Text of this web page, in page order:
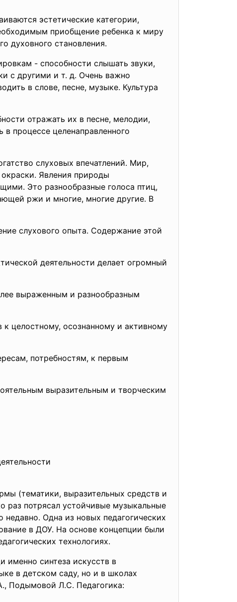
эстетические категории,
приобщение ребенка к миру
духовного становления.
- способности слышать звуки,
с другими и т. д. Очень важно
в слове, песне, музыке. Культура
отражать их в песне, мелодии,
процессе целенаправленного
слуховых впечатлений. Мир,
Явления природы
Это разнообразные голоса птиц,
ржи и многие, многие другие. В
слухового опыта. Содержание этой
деятельности делает огромный
выраженным и разнообразным
целостному, осознанному и активному
потребностям, к первым
выразительным и творческим
(тематики, выразительных средств и
раз потрясал устойчивые музыкальные
недавно. Одна из новых педагогических
в ДОУ. На основе концепции были
технологиях.
именно синтеза искусств в
в детском саду, но и в школах
Подымовой Л.С. Педагогика: